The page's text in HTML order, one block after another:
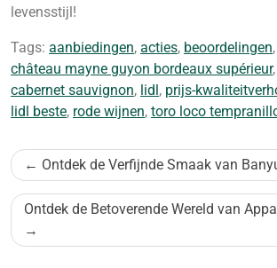
levensstijl!
Tags: aanbiedingen, acties, beoordelingen,
château mayne guyon bordeaux supérieur,
cabernet sauvignon, lidl, prijs-
lidl beste, rode wijnen, toro loco
Bericht
navigatie
Ontdek de Verfijnde Smaak van
Ontdek de Betoverende Wereld van